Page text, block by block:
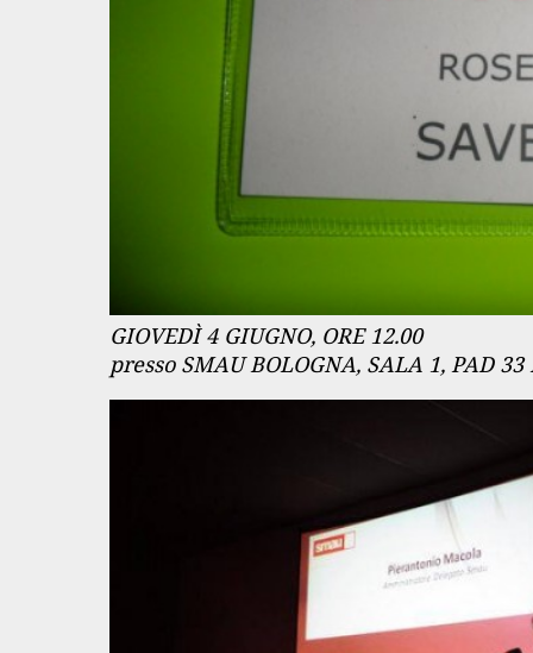
GIOVEDÌ 4 GIUGNO, ORE 12.00
presso SMAU BOLOGNA, SALA 1, PAD 33